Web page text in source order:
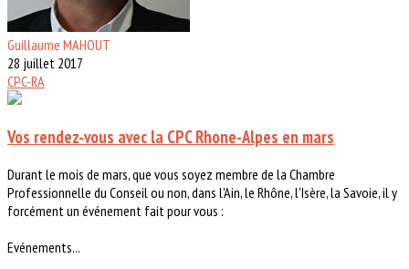
Guillaume MAHOUT
28 juillet 2017
CPC-RA
Vos rendez-vous avec la CPC Rhone-Alpes en mars
Durant le mois de mars, que vous soyez membre de la Chambre
Professionnelle du Conseil ou non, dans l'Ain, le Rhône, l'Isère, la Savoie, il y
forcément un événement fait pour vous :
Evénements...